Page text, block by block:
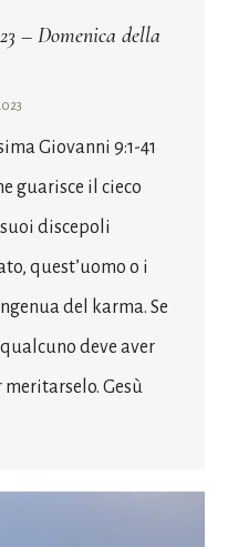
– Domenica della
Giovanni 9:1-41
guarisce il cieco
discepoli
quest’uomo o i
del karma. Se
deve aver
Gesù